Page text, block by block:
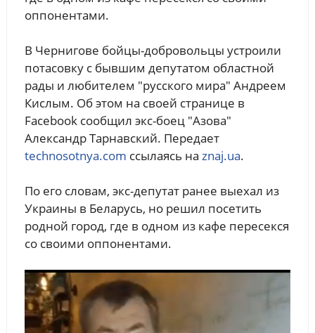
оппонентами.
В Чернигове бойцы-добровольцы устроили
потасовку с бывшим депутатом областной
рады и любителем "русского мира" Андреем
Кислым. Об этом на своей странице в
Facebook сообщил экс-боец "Азова"
Александр Тарнавский. Передает
technosotnya.com ссылаясь на znaj.ua.
По его словам, экс-депутат ранее выехал из
Украины в Беларусь, но решил посетить
родной город, где в одном из кафе пересекся
со своими оппонентами.